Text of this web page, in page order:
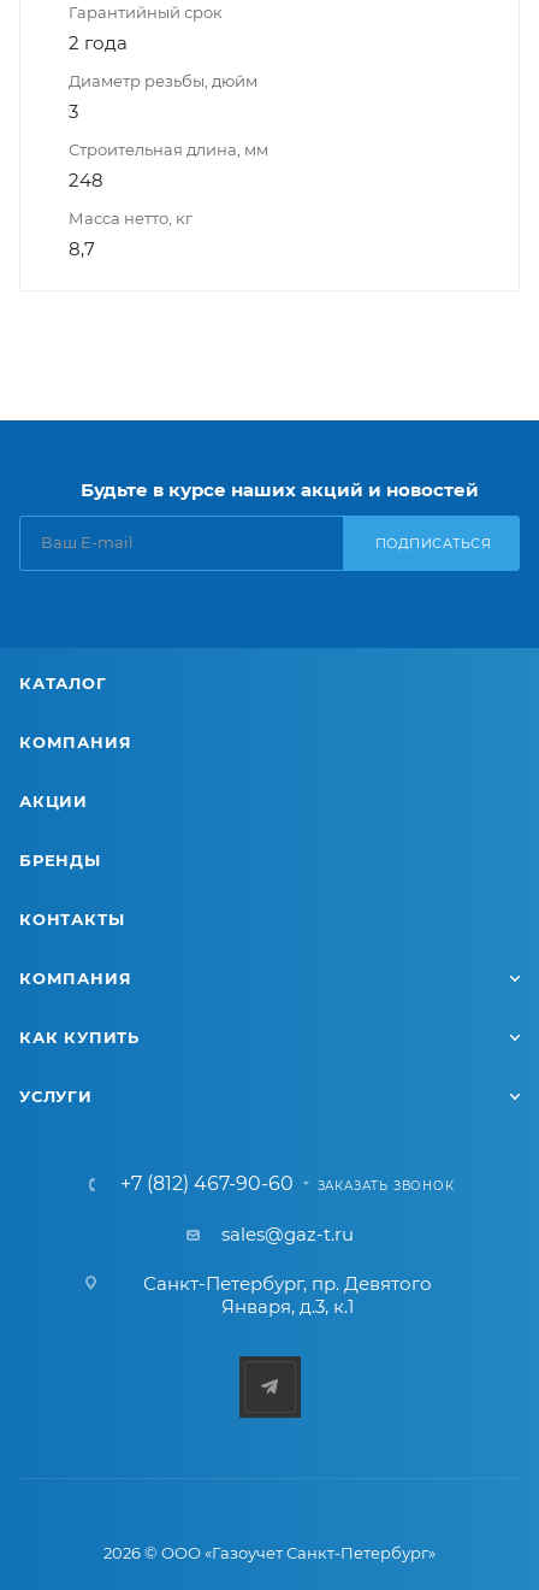
Гарантийный срок
2 года
Диаметр резьбы, дюйм
3
Строительная длина, мм
248
Масса нетто, кг
8,7
Будьте в курсе наших акций и новостей
ПОДПИСАТЬСЯ
КАТАЛОГ
КОМПАНИЯ
АКЦИИ
БРЕНДЫ
КОНТАКТЫ
КОМПАНИЯ
КАК КУПИТЬ
УСЛУГИ
+7 (812) 467-90-60 ЗАКАЗАТЬ ЗВОНОК
sales@gaz-t.ru
Санкт-Петербург, пр. Девятого
Января, д.3, к.1
2026 © ООО «Газоучет Санкт-Петербург»